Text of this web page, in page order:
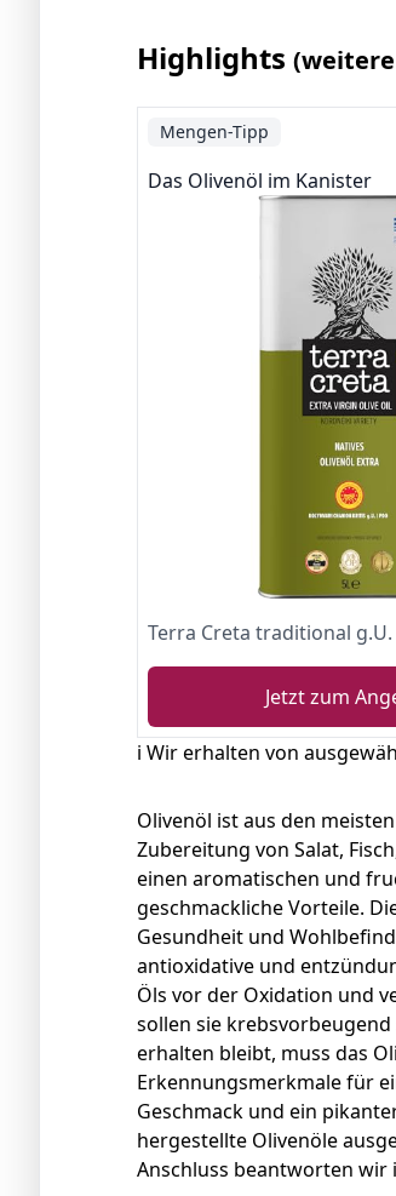
Highlights
Mengen-Tipp
Das Olivenöl im Kanister
Jetzt zum
ℹ️ Wir erhalten von
Olivenöl ist aus den
Zubereitung von Salat,
einen aromatischen und
geschmackliche Vorteile.
Gesundheit und
antioxidative und
Öls vor der Oxidation und
sollen sie
erhalten bleibt, muss das
Erkennungsmerkmale für
Geschmack und ein
hergestellte Olivenöle
Anschluss beantworten wir